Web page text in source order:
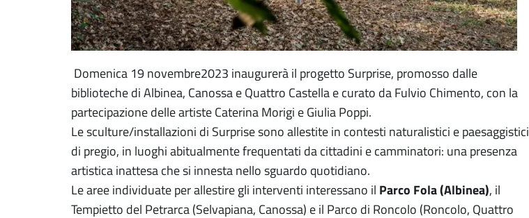
Domenica 19 novembre2023 inaugurerà il progetto Surprise, promosso dalle
biblioteche di Albinea, Canossa e Quattro Castella e curato da Fulvio Chimento, con la
partecipazione delle artiste Caterina Morigi e Giulia Poppi.
Le sculture/installazioni di Surprise sono allestite in contesti naturalistici e paesaggistici
di pregio, in luoghi abitualmente frequentati da cittadini e camminatori: una presenza
artistica inattesa che si innesta nello sguardo quotidiano.
Le aree individuate per allestire gli interventi interessano il Parco Fola (Albinea), il
Tempietto del Petrarca (Selvapiana, Canossa) e il Parco di Roncolo (Roncolo, Quattro